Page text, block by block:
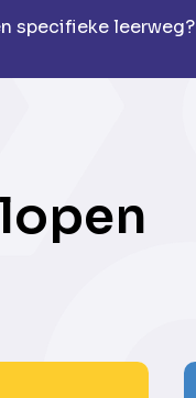
specifieke leerweg?